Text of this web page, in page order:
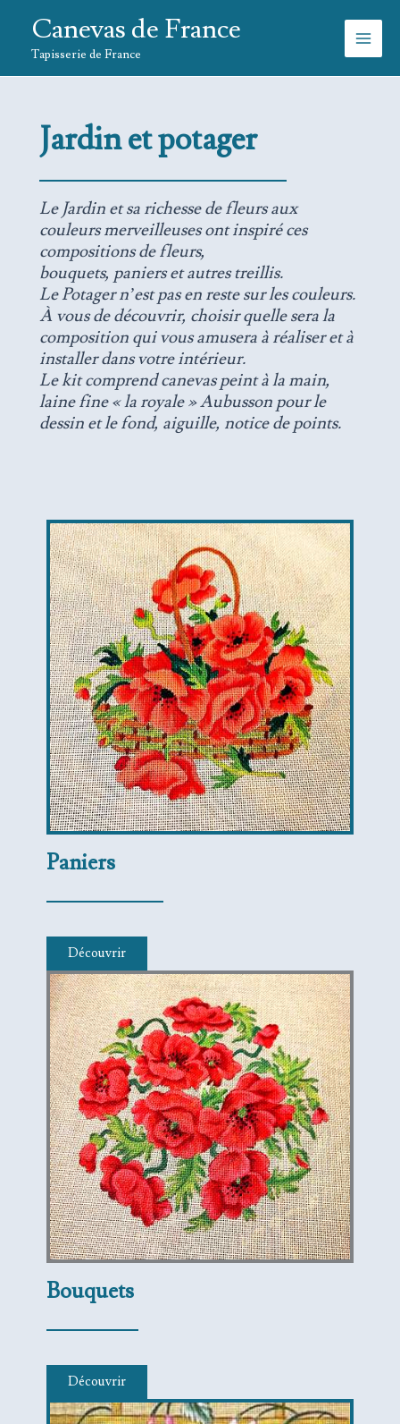
contenu
Canevas de France
Tapisserie de France
Jardin et potager
Le Jardin et sa richesse de fleurs aux
couleurs merveilleuses ont inspiré ces
compositions de fleurs,
bouquets, paniers et autres treillis.
Le Potager n’est pas en reste sur les couleurs.
À vous de découvrir, choisir quelle sera la
composition qui vous amusera à réaliser et à
installer dans votre intérieur.
Le kit comprend canevas peint à la main,
laine fine « la royale » Aubusson pour le
dessin et le fond, aiguille, notice de points.
Paniers
Découvrir
Bouquets
Découvrir